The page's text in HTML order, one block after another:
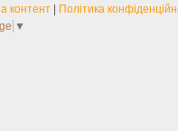
контент
Політика
▼